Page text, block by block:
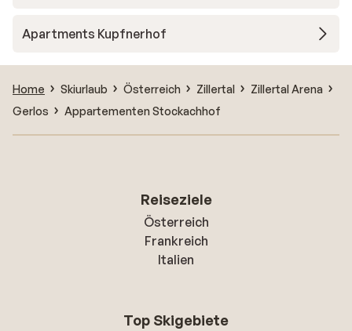
Apartments Kupfnerhof
Home Skiurlaub Österreich Zillertal
Zillertal Arena
Gerlos
Appartementen Stockachhof
Reiseziele
Österreich
Frankreich
Italien
Top Skigebiete